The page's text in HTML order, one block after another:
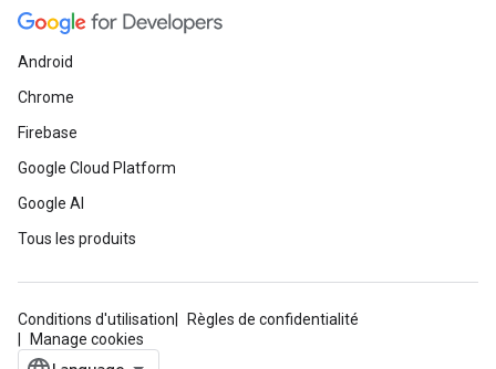
Android
Chrome
Firebase
Google Cloud Platform
Google AI
Tous les produits
Conditions d'utilisation
Règles de confidentialité
Manage cookies